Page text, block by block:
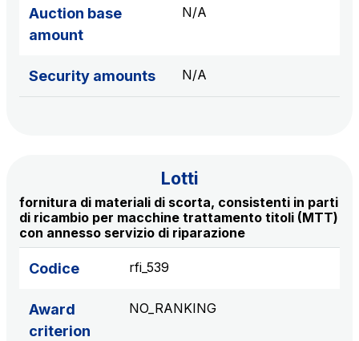
YouVerse
Administrative, general and property management
Giovia
Società Italiana per il Traforo del Monte Bianco
S.p.A.
Network Km: 6
Concession expiring in 2050
Raccordo Autostradale Valle d’Aosta S.p.A.
Network Km: 32
Auction base
amount
N/A
Security amounts N/A
Lotti
fornitura di materiali di scorta, consistenti in parti
di ricambio per macchine trattamento titoli (MTT)
con annesso servizio di riparazione
Codice rfi_539
Award
criterion
NO_RANKING